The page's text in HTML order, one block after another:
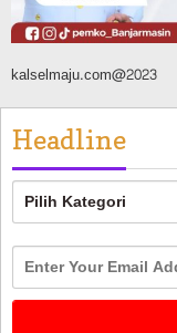
kalselmaju.com@2023
Headline
Headline